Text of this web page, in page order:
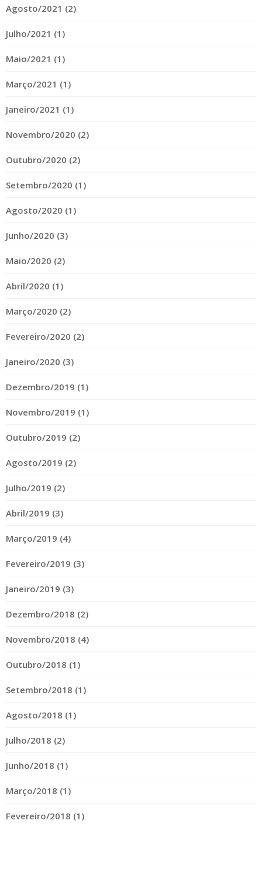
Agosto/2021 (2)
Julho/2021 (1)
Maio/2021 (1)
Março/2021 (1)
Janeiro/2021 (1)
Novembro/2020 (2)
Outubro/2020 (2)
Setembro/2020 (1)
Agosto/2020 (1)
Junho/2020 (3)
Maio/2020 (2)
Abril/2020 (1)
Março/2020 (2)
Fevereiro/2020 (2)
Janeiro/2020 (3)
Dezembro/2019 (1)
Novembro/2019 (1)
Outubro/2019 (2)
Agosto/2019 (2)
Julho/2019 (2)
Abril/2019 (3)
Março/2019 (4)
Fevereiro/2019 (3)
Janeiro/2019 (3)
Dezembro/2018 (2)
Novembro/2018 (4)
Outubro/2018 (1)
Setembro/2018 (1)
Agosto/2018 (1)
Julho/2018 (2)
Junho/2018 (1)
Março/2018 (1)
Fevereiro/2018 (1)